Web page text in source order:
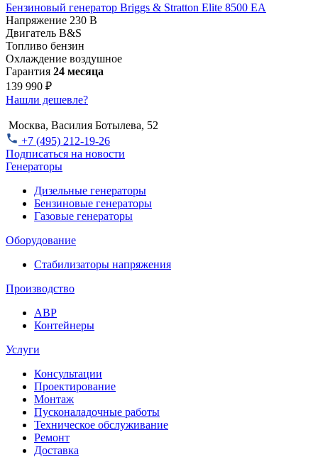
Бензиновый генератор Briggs & Stratton Elite 8500 EA
Напряжение 230 В
Двигатель B&S
Топливо бензин
Охлаждение воздушное
Гарантия 24 месяца
139 990 ₽
Нашли дешевле?
Москва, Василия Ботылева, 52
+7 (495) 212-19-26
Подписаться на новости
Генераторы
Дизельные генераторы
Бензиновые генераторы
Газовые генераторы
Оборудование
Стабилизаторы напряжения
Производство
АВР
Контейнеры
Услуги
Консультации
Проектирование
Монтаж
Пусконаладочные работы
Техническое обслуживание
Ремонт
Доставка